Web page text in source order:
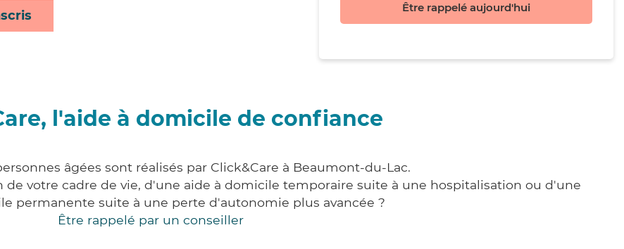
Être rappelé aujourd'hui
l'aide à domicile de confiance
âgées sont réalisés par Click&Care à Beaumont-du-Lac.
votre cadre de vie, d'une aide à domicile temporaire suite à une hospitalisation ou d'une
permanente suite à une perte d'autonomie plus avancée ?
Être rappelé par un conseiller